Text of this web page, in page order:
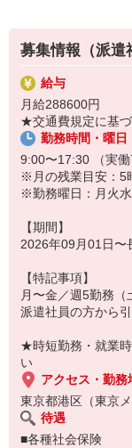
働きやすい環境を
◆電話・郵便物・名
◆各種リスト作成・
＜営業担当のおすす
＊駅近のオフィス♪残
＊総務未経験から始
＊整理整頓・物品管
＊6月開始のお仕事
（お仕事番号：
募集情報（派遣
給与
月給288600円
★交通費規定に基
勤務時間・曜日
9:00〜17:30 （実
※月の残業目安：5
※勤務曜日：月火
【期間】
2026年09月01日〜
【特記事項】
月〜金／週5勤務（
派遣社員の方から
★時短勤務・就業
い
アクセス・勤務
東京都港区（東京
待遇
■各種社会保険